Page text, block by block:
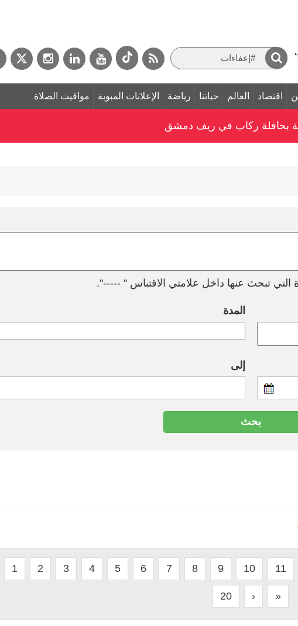
اقتصاد العالم حياتنا رياضة الإعلانات المبوبة مواقيت الصلاة
بحافلة ركاب في ريف دمشق
التي تبحث عنها داخل علامتي الاقتباس " -----".
المدة
إلى
1 2 3 4 5 6 7 8 9 10 11
20 › »